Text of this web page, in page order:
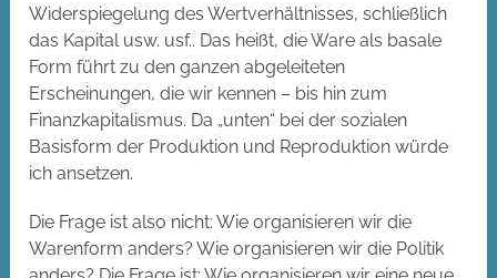
Widerspiegelung des Wertverhältnisses, schließlich
das Kapital usw. usf.. Das heißt, die Ware als basale
Form führt zu den ganzen abgeleiteten
Erscheinungen, die wir kennen – bis hin zum
Finanzkapitalismus. Da „unten“ bei der sozialen
Basisform der Produktion und Reproduktion würde
ich ansetzen.
Die Frage ist also nicht: Wie organisieren wir die
Warenform anders? Wie organisieren wir die Politik